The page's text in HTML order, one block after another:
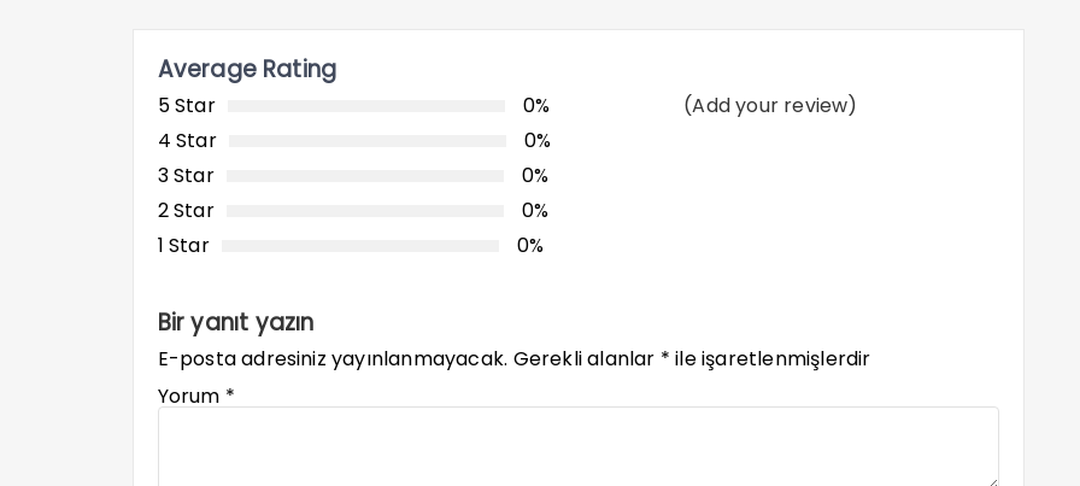
Average Rating
5 Star
0%
4 Star
0%
3 Star
0%
2 Star
0%
1 Star
0%
(Add your review)
Bir yanıt yazın
E-posta adresiniz yayınlanmayacak. Gerekli alanlar * ile işaretlenmişlerdir
Yorum *